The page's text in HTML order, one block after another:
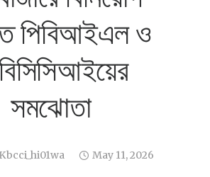
পিবিআইএল ও
সমঝোতা
Kbcci_hi01wa May 11, 2026